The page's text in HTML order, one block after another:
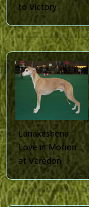
to Victory
Lanakeshena
Love in Motion
at Veredon